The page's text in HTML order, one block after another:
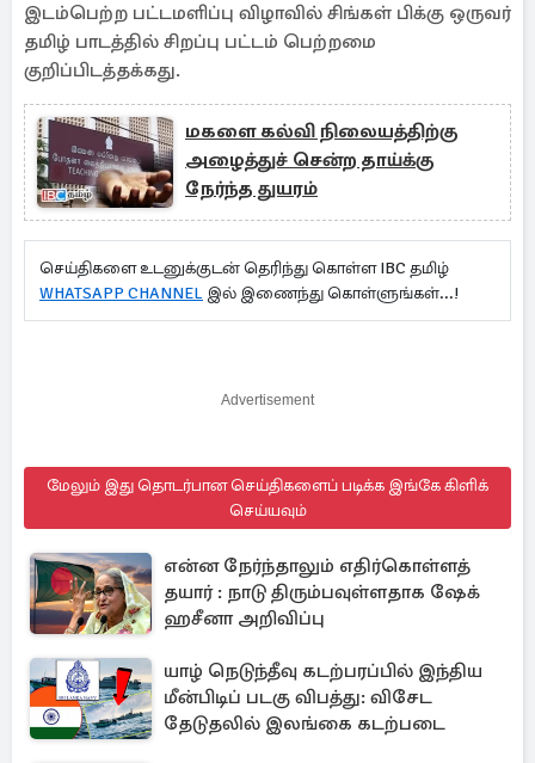
இடம்பெற்ற பட்டமளிப்பு விழாவில் சிங்கள் பிக்கு ஒருவர்
தமிழ் பாடத்தில் சிறப்பு பட்டம் பெற்றமை
குறிப்பிடத்தக்கது.
மகளை கல்வி நிலையத்திற்கு
அழைத்துச் சென்ற தாய்க்கு
நேர்ந்த துயரம்
செய்திகளை உடனுக்குடன் தெரிந்து கொள்ள IBC தமிழ்
WHATSAPP CHANNEL இல் இணைந்து கொள்ளுங்கள்...!
Advertisement
மேலும் இது தொடர்பான செய்திகளைப் படிக்க இங்கே கிளிக்
செய்யவும்
என்ன நேர்ந்தாலும் எதிர்கொள்ளத்
தயார் : நாடு திரும்பவுள்ளதாக ஷேக்
ஹசீனா அறிவிப்பு
யாழ் நெடுந்தீவு கடற்பரப்பில் இந்திய
மீன்பிடிப் படகு விபத்து: விசேட
தேடுதலில் இலங்கை கடற்படை